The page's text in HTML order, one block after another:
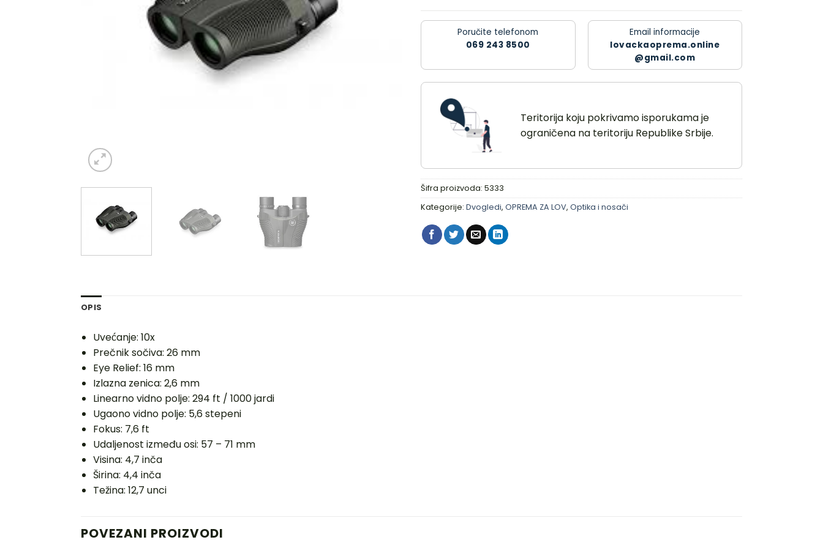
Poručite telefonom
069 243 8500
Email informacije
lovackaoprema.online
@gmail.com
Teritorija koju pokrivamo isporukama je
ograničena na teritoriju Republike Srbije.
Šifra proizvoda: 5333
Kategorije: Dvogledi, OPREMA ZA LOV, Optika i nosači
OPIS
Uvećanje: 10x
Prečnik sočiva: 26 mm
Eye Relief: 16 mm
Izlazna zenica: 2,6 mm
Linearno vidno polje: 294 ft / 1000 jardi
Ugaono vidno polje: 5,6 stepeni
Fokus: 7,6 ft
Udaljenost između osi: 57 – 71 mm
Visina: 4,7 inča
Širina: 4,4 inča
Težina: 12,7 unci
POVEZANI PROIZVODI